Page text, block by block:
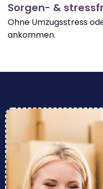
Sorgen- &
Ohne Umzugsstress
ankommen.